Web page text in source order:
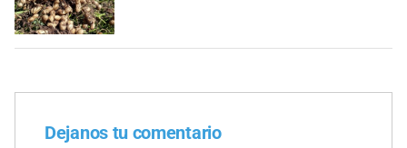
Dejanos tu comentario